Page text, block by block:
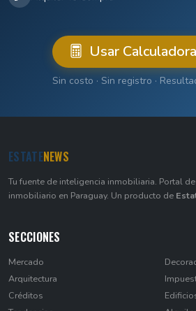
Usar
Sin costo · Sin registro ·
ESTATENEWS
Tu fuente de inteligencia inmobiliaria. Portal
inmobiliario en Paraguay. Un producto de
SECCIONES
Mercado
Arquitectura
Créditos